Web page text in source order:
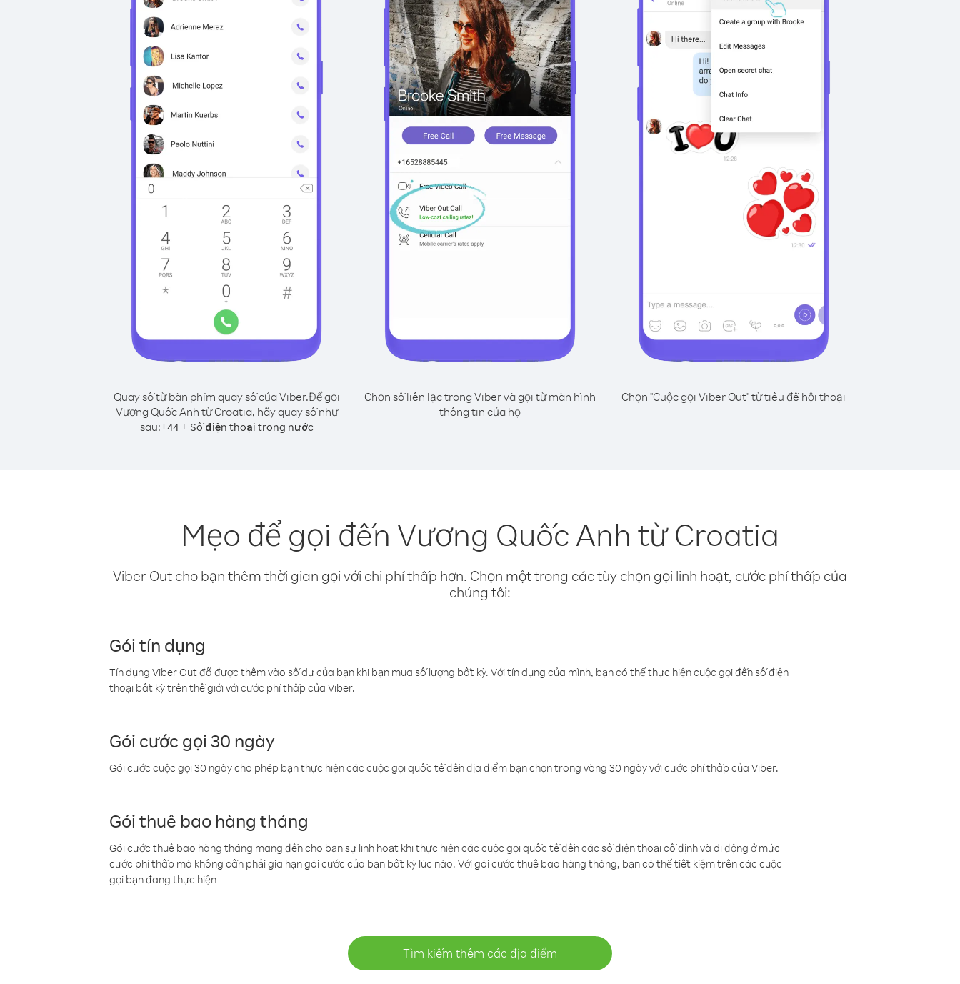
Quay số từ bàn phím quay số của Viber.Để gọi
Vương Quốc Anh từ Croatia, hãy quay số như
sau:+44+ Số điện thoại trong nước
Chọn số liên lạc trong Viber và gọi từ màn hình
thông tin của họ
Chọn "Cuộc gọi Viber Out" từ tiêu đề hội thoại
Mẹo để gọi đến Vương Quốc Anh từ Croatia
Viber Out cho bạn thêm thời gian gọi với chi phí thấp hơn. Chọn một trong các tùy chọn gọi linh hoạt, cước phí thấp của
chúng tôi:
Gói tín dụng
Tín dụng Viber Out đã được thêm vào số dư của bạn khi bạn mua số lượng bất kỳ. Với tín dụng của mình, bạn có thể thực hiện cuộc gọi đến số điện
thoại bất kỳ trên thế giới với cước phí thấp của Viber.
Gói cước gọi 30 ngày
Gói cước cuộc gọi 30 ngày cho phép bạn thực hiện các cuộc gọi quốc tế đến địa điểm bạn chọn trong vòng 30 ngày với cước phí thấp của Viber.
Gói thuê bao hàng tháng
Gói cước thuê bao hàng tháng mang đến cho bạn sự linh hoạt khi thực hiện các cuộc gọi quốc tế đến các số điện thoại cố định và di động ở mức
cước phí thấp mà không cần phải gia hạn gói cước của bạn bất kỳ lúc nào. Với gói cước thuê bao hàng tháng, bạn có thể tiết kiệm trên các cuộc
gọi bạn đang thực hiện
Tìm kiếm thêm các địa điểm